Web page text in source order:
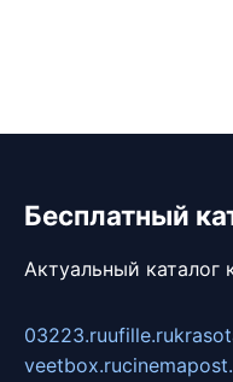
Бесплатный
Актуальный каталог
03223.ruufille.ru
veetbox.ru